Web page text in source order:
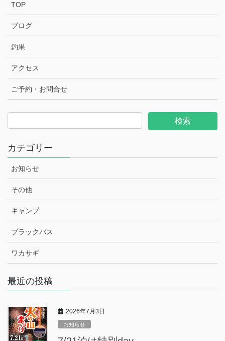
TOP
ブログ
釣果
アクセス
ご予約・お問合せ
カテゴリー
お知らせ
その他
キャンプ
ブラックバス
ワカサギ
最近の投稿
2026年7月3日
お知らせ